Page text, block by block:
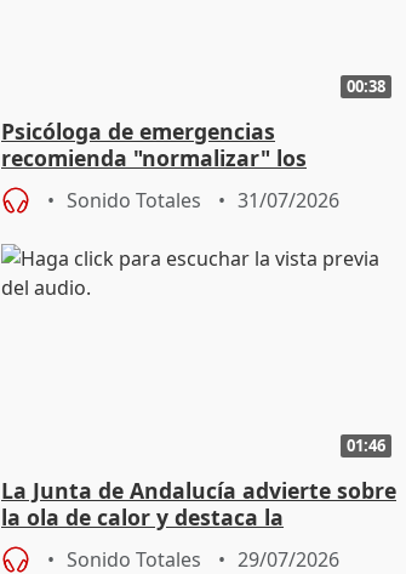
00:38
Psicóloga de emergencias
recomienda "normalizar" los
síntomas tras sufrir un incendio
Sonido Totales 31/07/2026
01:46
La Junta de Andalucía advierte sobre
la ola de calor y destaca la
importancia de la prevención
Sonido Totales 29/07/2026